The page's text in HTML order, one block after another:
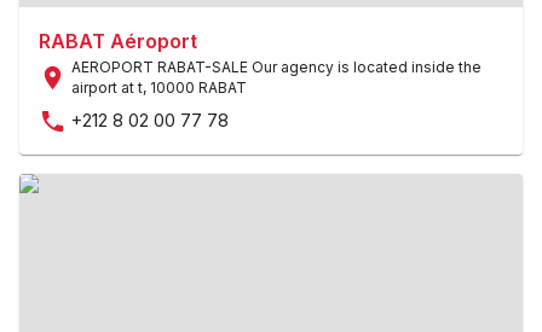
RABAT Aéroport
AEROPORT RABAT-SALE Our agency is located inside the
airport at t, 10000 RABAT
+212 8 02 00 77 78